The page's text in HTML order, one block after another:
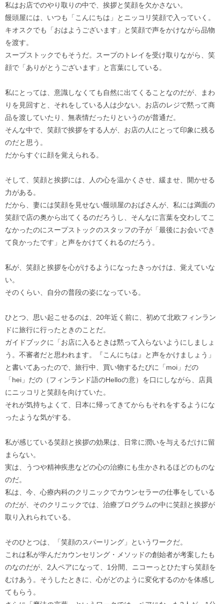
私はお店でのやり取りの中で、挨拶と笑顔を欠かさない。
饅頭屋には、いつも「こんにちは」とニッコリ笑顔で入っていく。
キオスクでも「おはようございます」と笑顔で声をかけながら品物
を渡す。
スープストックでもそうだ。スープのトレイを受け取りながら、笑
顔で「ありがとうございます」と言葉にしている。
私にとっては、意識しなくても自然に出てくることなのだが、まわ
りを見回すと、それをしている人は少ない。お店のレジで黙って商
品を渡していたり、無表情だったりというのが普通だ。
そんな中で、笑顔で挨拶をする人が、お店の人にとって印象に残る
のだと思う。
だからすぐに顔を覚えられる。
そして、笑顔と挨拶には、人の心を温かくさせ、緩ませ、開かせる
力がある。
だから、妻には笑顔を見せない饅頭屋のおばさんが、私には満面の
笑顔で店の奥から出てくるのだろうし、そんなに言葉を交わしてこ
なかったのにスープストックのスタッフの子が「最後にお会いでき
て良かったです」と声をかけてくれるのだろう。
私が、笑顔と挨拶を心がけるようになったきっかけは、覚えていな
い。
そのくらい、自分の普段の姿になっている。
ひとつ、思い起こせるのは、20年近く前に、初めて北欧フィンラン
ドに旅行に行ったときのことだ。
ガイドブックに「お店に入るときは黙って入らないようにしましょ
う。不審者だと思われます。『こんにちは』と声をかけましょう」
と書いてあったので、旅行中、買い物するたびに「moi」だの
「hei」だの（フィンランド語のHelloの意）を口にしながら、店員
にニッコリと笑顔を向けていた。
それが気持ちよくて、日本に帰ってきてからもそれをするようにな
ったような気がする。
私が感じている笑顔と挨拶の効果は、日常に潤いを与えるだけに留
まらない。
実は、うつや精神疾患などの心の治療にも生かされるほどのものな
のだ。
私は、今、心療内科のクリニックでカウンセラーの仕事をしている
のだが、そのクリニックでは、治療プログラムの中に笑顔と挨拶が
取り入れられている。
そのひとつは、「笑顔のスパーリング」というワークだ。
これは私が学んだカウンセリング・メソッドの創始者が考案したも
のなのだが、2人ペアになって、1分間、ニコーっとひたすら笑顔を
むけあう。そうしたときに、心がどのように変化するのかを体感し
てもらう。